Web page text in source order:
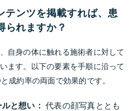
テンツを掲載すれば、患
られますか？
自身の体に触れる施術者に対して
ます。以下の要素を手順に沿って
成約率の両面で効果的です。
と想い： 代表の顔写真ととも